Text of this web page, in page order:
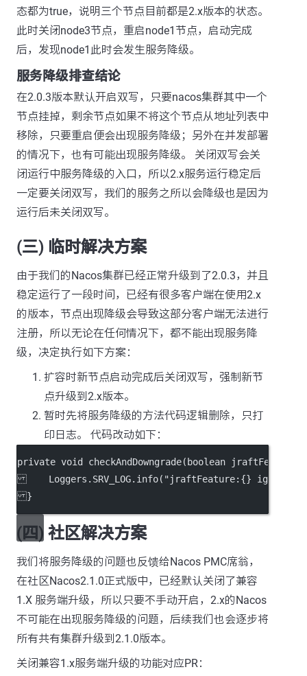
态都为true，说明三个节点目前都是2.x版本的状态。
此时关闭node3节点，重启node1节点，启动完成
后，发现node1此时会发生服务降级。
服务降级排查结论
在2.0.3版本默认开启双写，只要nacos集群其中一个
节点挂掉，剩余节点如果不将这个节点从地址列表中
移除，只要重启便会出现服务降级；另外在并发部署
的情况下，也有可能出现服务降级。 关闭双写会关
闭运行中服务降级的入口，所以2.x服务运行稳定后
一定要关闭双写，我们的服务之所以会降级也是因为
运行后未关闭双写。
(三) 临时解决方案
由于我们的Nacos集群已经正常升级到了2.0.3，并且
稳定运行了一段时间，已经有很多客户端在使用2.x
的版本，节点出现降级会导致这部分客户端无法进行
注册，所以无论在任何情况下，都不能出现服务降
级，决定执行如下方案：
扩容时新节点启动完成后关闭双写，强制新节
点升级到2.x版本。
暂时先将服务降级的方法代码逻辑删除，只打
印日志。 代码改动如下：
private void checkAndDowngrade(boolean
Loggers.SRV_LOG.info("jraftFeature:{} ignore
}
(四) 社区解决方案
我们将服务降级的问题也反馈给Nacos PMC席翁，
在社区Nacos2.1.0正式版中，已经默认关闭了兼容
1.X 服务端升级，所以只要不手动开启，2.x的Nacos
不可能在出现服务降级的问题，后续我们也会逐步将
所有共有集群升级到2.1.0版本。
关闭兼容1.x服务端升级的功能对应PR：